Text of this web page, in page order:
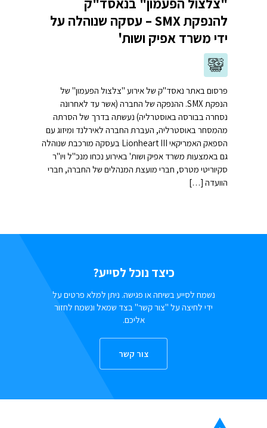
להנפקת SMX – עסקה שנוהלה על
ידי משרד אפיק ושות'
פרסום באתר נאסד"ק של אירוע "צלצול הפעמון" של
הנפקת SMX. ההנפקה של החברה (אשר עד לאחרונה
נסחרה בבורסה באוסטרליה) נעשתה בדרך של הסרתה
מהמסחר באוסטרליה, העברת החברה לאירלנד ומיזוג עם
הספאק האמריקאי Lionheart III בעסקה מורכבת שנוהלה
גם באמצעות משרד אפיק ושות' באירוע נכחו מנכ"ל ויו"ר
סקיוריטי מטרס, חברי מועצת המנהלים של החברה, חברי
הוועדה […]
כיצד נוכל לסייע?
נשמח לסייע בשיחה או פגישה. ניתן למלא פרטים על
ידי לחיצה על "צור קשר" בצד שמאל ונשמח לחזור
אליכם.
צור קשר